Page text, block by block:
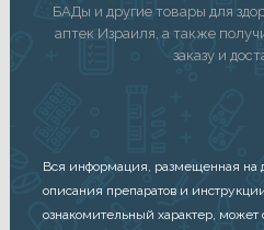
БАДы и другие товары для
аптек Израиля, а также
заказу и
Вся информация, размещенная на
описания препаратов и
ознакомительный характер,